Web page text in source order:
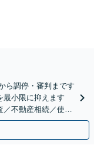
ら調停・審判まです
最小限に抑えます
／不動産相続／使い